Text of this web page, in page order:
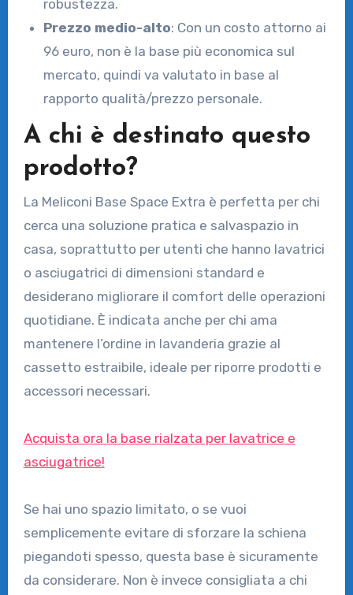
robustezza.
Prezzo medio-alto: Con un costo attorno ai
96 euro, non è la base più economica sul
mercato, quindi va valutato in base al
rapporto qualità/prezzo personale.
A chi è destinato questo
prodotto?
La Meliconi Base Space Extra è perfetta per chi
cerca una soluzione pratica e salvaspazio in
casa, soprattutto per utenti che hanno lavatrici
o asciugatrici di dimensioni standard e
desiderano migliorare il comfort delle operazioni
quotidiane. È indicata anche per chi ama
mantenere l’ordine in lavanderia grazie al
cassetto estraibile, ideale per riporre prodotti e
accessori necessari.
Acquista ora la base rialzata per lavatrice e
asciugatrice!
Se hai uno spazio limitato, o se vuoi
semplicemente evitare di sforzare la schiena
piegandoti spesso, questa base è sicuramente
da considerare. Non è invece consigliata a chi